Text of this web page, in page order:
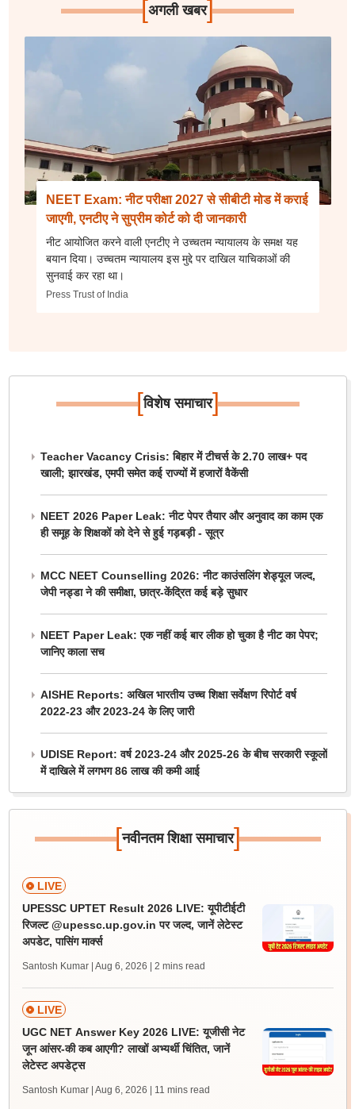
[अगली खबर]
NEET Exam: नीट परीक्षा 2027 से सीबीटी मोड में कराई
जाएगी, एनटीए ने सुप्रीम कोर्ट को दी जानकारी
नीट आयोजित करने वाली एनटीए ने उच्चतम न्यायालय के समक्ष यह
बयान दिया। उच्चतम न्यायालय इस मुद्दे पर दाखिल याचिकाओं की
सुनवाई कर रहा था।
Press Trust of India
[विशेष समाचार]
Teacher Vacancy Crisis: बिहार में टीचर्स के 2.70 लाख+ पद
खाली; झारखंड, एमपी समेत कई राज्यों में हजारों वैकेंसी
NEET 2026 Paper Leak: नीट पेपर तैयार और अनुवाद का काम एक
ही समूह के शिक्षकों को देने से हुई गड़बड़ी - सूत्र
MCC NEET Counselling 2026: नीट काउंसलिंग शेड्यूल जल्द,
जेपी नड्डा ने की समीक्षा, छात्र-केंद्रित कई बड़े सुधार
NEET Paper Leak: एक नहीं कई बार लीक हो चुका है नीट का पेपर;
जानिए काला सच
AISHE Reports: अखिल भारतीय उच्च शिक्षा सर्वेक्षण रिपोर्ट वर्ष
2022-23 और 2023-24 के लिए जारी
UDISE Report: वर्ष 2023-24 और 2025-26 के बीच सरकारी स्कूलों
में दाखिले में लगभग 86 लाख की कमी आई
[नवीनतम शिक्षा समाचार]
LIVE
UPESSC UPTET Result 2026 LIVE: यूपीटीईटी
रिजल्ट @upessc.up.gov.in पर जल्द, जानें लेटेस्ट
अपडेट, पासिंग मार्क्स
Santosh Kumar | Aug 6, 2026 | 2 mins read
LIVE
UGC NET Answer Key 2026 LIVE: यूजीसी नेट
जून आंसर-की कब आएगी? लाखों अभ्यर्थी चिंतित, जानें
लेटेस्ट अपडेट्स
Santosh Kumar | Aug 6, 2026 | 11 mins read